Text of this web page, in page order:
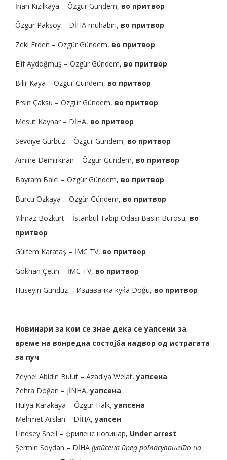
İnan Kızılkaya – Özgür Gündem, во притвор
Özgür Paksoy – DİHA muhabiri, во притвор
Zeki Erden – Özgür Gündem, во притвор
Elif Aydoğmuş – Özgür Gündem, во притвор
Bilir Kaya – Özgür Gündem, во притвор
Ersin Çaksu – Özgür Gündem, во притвор
Mesut Kaynar – DİHA, во притвор
Sevdiye Gürbüz – Özgür Gündem, во притвор
Amine Demirkıran – Özgür Gündem, во притвор
Bayram Balcı – Özgür Gündem, во притвор
Burcu Özkaya – Özgür Gündem, во притвор
Yılmaz Bozkurt – İstanbul Tabip Odası Basın Bürosu, во
притвор
Gülfem Karataş – İMC TV, во притвор
Gökhan Çetin – İMC TV, во притвор
Hüseyin Gündüz – Издавачка куќа Doğu, во притвор
Новинари за кои се знае дека се уапсени за
време на вонредна состојба надвор од истрагата
за пуч
Zeynel Abidin Bulut – Azadiya Welat,уапсена
Zehra Doğan – JİNHA,уапсена
Hülya Karakaya – Özgür Halk,уапсена
Mehmet Arslan – DİHA,уапсен
Lindsey Snell – фриленс новинар, Under arrest
Şermin Soydan – DİHA (уапсена пред рогласувањето на